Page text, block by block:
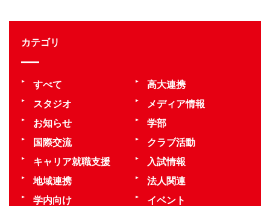
カテゴリ
すべて
高大連携
スタジオ
メディア情報
お知らせ
学部
国際交流
クラブ活動
キャリア就職支援
入試情報
地域連携
法人関連
学内向け
イベント